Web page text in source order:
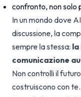
confronto, non solo
In un mondo dove
discussione, la
sempre la stessa: la
comunicazione
Non controlli il
costruiscono con te.